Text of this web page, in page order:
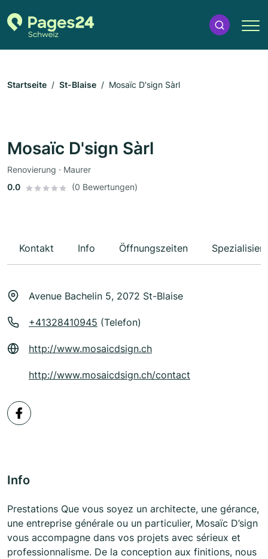
Startseite St-Blaise Mosaïc D'sign Sàrl
Mosaïc D'sign Sàrl
Renovierung · Maurer
0.0
(0 Bewertungen)
Kontakt Info Öffnungszeiten
Avenue Bachelin 5, 2072 St-Blaise
+41328410945 (Telefon)
http://www.mosaicdsign.ch
http://www.mosaicdsign.ch/contact
Info
Prestations Que vous soyez un architecte, une gérance,
une entreprise générale ou un particulier, Mosaïc D’sign
vous accompagne dans vos projets avec sérieux et
professionnalisme. De la conception aux finitions, nous